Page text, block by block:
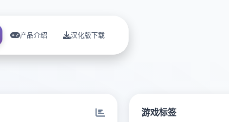
产品介绍 汉化版下载
游戏标签